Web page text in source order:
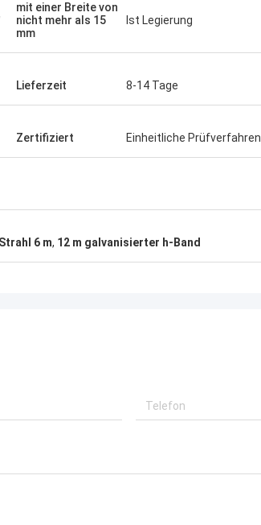
mit einer Breite von
nicht mehr als 15
mm
Ist Legierung
Lieferzeit 8-14 Tage
Zertifiziert Einheitliche Prüfverfahren
6 m, 12 m galvanisierter h-Band